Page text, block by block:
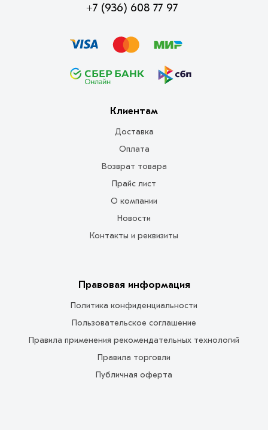
+7 (936) 608 77 97
Клиентам
Доставка
Оплата
Возврат товара
Прайс лист
О компании
Новости
Контакты и реквизиты
Правовая информация
Политика конфиденциальности
Пользовательское соглашение
Правила применения рекомендательных технологий
Правила торговли
Публичная оферта